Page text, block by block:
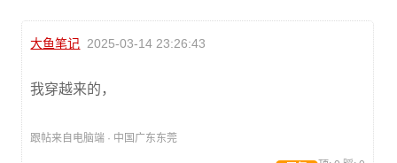
大鱼笔记 2025-03-14 23:26:43
我穿越来的，
跟帖来自电脑端 · 中国广东东莞